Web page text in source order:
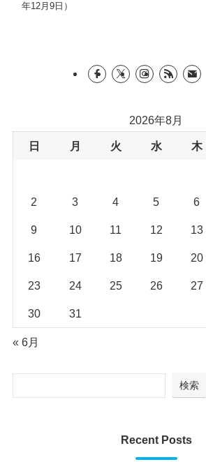
年12月9日）
2026年8月
日 月 火 水 木
2 3 4 5 6
9 10 11 12 13
16 17 18 19 20
23 24 25 26 27
30 31
« 6月
検索
Recent Posts